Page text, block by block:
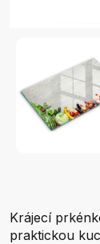
Krájecí
praktickou